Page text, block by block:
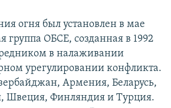
огня был установлен в мае
группа ОБСЕ, созданная в 1992
в налаживании
урегулировании конфликта.
Армения, Беларусь,
Швеция, Финляндия и Турция.